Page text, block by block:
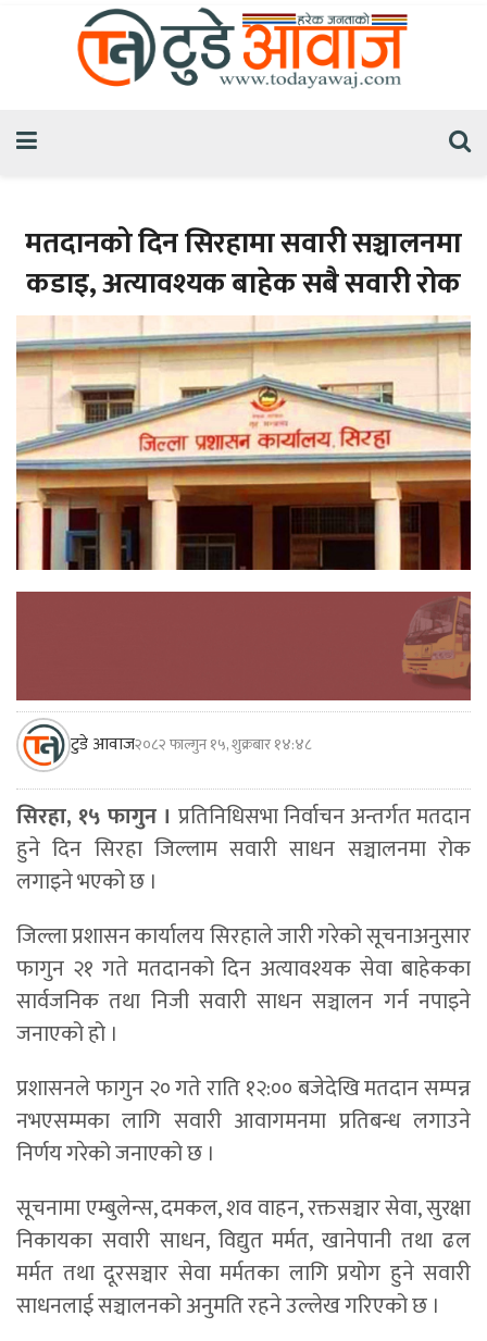
मतदानको दिन सिरहामा सवारी सञ्चालनमा
कडाइ, अत्यावश्यक बाहेक सबै सवारी रोक
टुडे आवाज२०८२ फाल्गुन १५, शुक्रबार १४:४८
सिरहा, १५ फागुन । प्रतिनिधिसभा निर्वाचन अन्तर्गत मतदान
हुने दिन सिरहा जिल्लाम सवारी साधन सञ्चालनमा रोक
लगाइने भएको छ ।
जिल्ला प्रशासन कार्यालय सिरहाले जारी गरेको सूचनाअनुसार
फागुन २१ गते मतदानको दिन अत्यावश्यक सेवा बाहेकका
सार्वजनिक तथा निजी सवारी साधन सञ्चालन गर्न नपाइने
जनाएको हो ।
प्रशासनले फागुन २० गते राति १२:०० बजेदेखि मतदान सम्पन्न
नभएसम्मका लागि सवारी आवागमनमा प्रतिबन्ध लगाउने
निर्णय गरेको जनाएको छ ।
सूचनामा एम्बुलेन्स, दमकल, शव वाहन, रक्तसञ्चार सेवा, सुरक्षा
निकायका सवारी साधन, विद्युत मर्मत, खानेपानी तथा ढल
मर्मत तथा दूरसञ्चार सेवा मर्मतका लागि प्रयोग हुने सवारी
साधनलाई सञ्चालनको अनुमति रहने उल्लेख गरिएको छ ।